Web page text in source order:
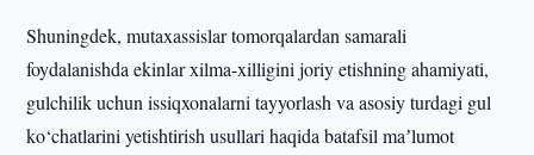
Shuningdek, mutaxassislar tomorqalardan samarali
foydalanishda ekinlar xilma-xilligini joriy etishning ahamiyati,
gulchilik uchun issiqxonalarni tayyorlash va asosiy turdagi gul
ko‘chatlarini yetishtirish usullari haqida batafsil maʼlumot